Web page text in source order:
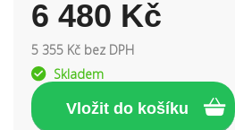
6 480 Kč
5 355 Kč bez DPH
Skladem